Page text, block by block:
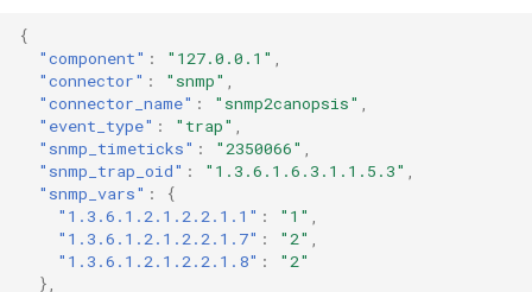
{
"component" : "127.0.0.1" ,
"connector" : "snmp" ,
"connector_name" : "snmp2canopsis" ,
"event_type" : "trap" ,
"snmp_timeticks" : "2350066" ,
"snmp_trap_oid" : "1.3.6.1.6.3.1.1.5.3" ,
"snmp_vars" :
{
"1.3.6.1.2.1.2.2.1.1" : "1" ,
"1.3.6.1.2.1.2.2.1.7" : "2" ,
"1.3.6.1.2.1.2.2.1.8" :
"2"
},